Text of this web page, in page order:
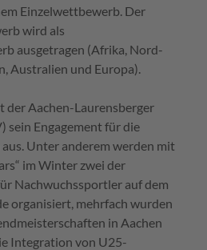
Einzelwettbewerb. Der
wird als
ausgetragen (Afrika, Nord-
Australien und Europa).
der Aachen-Laurensberger
sein Engagement für die
Unter anderem werden mit
im Winter zwei der
Nachwuchssportler auf dem
organisiert, mehrfach wurden
in Aachen
Integration von U25-